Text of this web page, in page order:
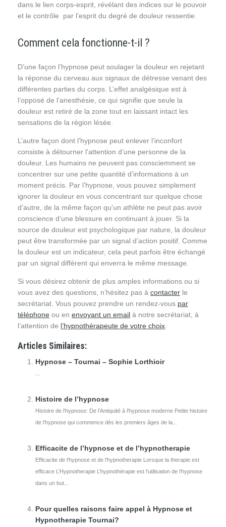
dans le lien corps-esprit, révélant des indices sur le pouvoir
et le contrôle par l’esprit du degré de douleur ressentie.
Comment cela fonctionne-t-il ?
D’une façon l’hypnose peut soulager la douleur en rejetant
la réponse du cerveau aux signaux de détresse venant des
différentes parties du corps. L’effet analgésique est à
l’opposé de l’anesthésie, ce qui signifie que seule la
douleur est retiré de la zone tout en laissant intact les
sensations de la région lésée.
L’autre façon dont l’hypnose peut enlever l’inconfort
consiste à détourner l’attention d’une personne de la
douleur. Les humains ne peuvent pas consciemment se
concentrer sur une petite quantité d’informations à un
moment précis. Par l’hypnose, vous pouvez simplement
ignorer la douleur en vous concentrant sur quelque chose
d’autre, de la même façon qu’un athlète ne peut pas avoir
conscience d’une blessure en continuant à jouer. Si la
source de douleur est psychologique par nature, la douleur
peut être transformée par un signal d’action positif. Comme
la douleur est un indicateur, cela peut parfois être échangé
par un signal différent qui enverra le même message.
Si vous désirez obtenir de plus amples informations ou si
vous avez des questions, n’hésitez pas à contacter le
secrétariat. Vous pouvez prendre un rendez-vous par
téléphone ou en envoyant un email à notre secrétariat, à
l’attention de l’hypnothérapeute de votre choix
Articles Similaires:
Hypnose – Tournai – Sophie Lorthioir
Histoire de l’hypnose
Histoire de l’hypnose: De l’Antiquité à l’hypnose moderne Petite histoire
de l’hypnose qui commence dès les premiers âges de la...
Efficacite de l’hypnose et de l’hypnotherapie
Efficacite de l’hypnose et de l’hypnotherapie Lorsque la therapie est
efficace L’Hypnotherapie L’hypnothérapie est l’utilisation de l’hypnose
dans un but...
Pour quelles raisons faire appel à Hypnose et
Hypnotherapie Tournai?